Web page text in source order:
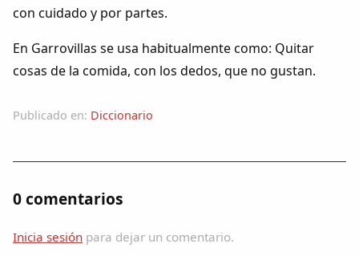
Foros
Idiosincrasia
Diccionario
Dichos
Cancionero Local
con cuidado y por partes.
En Garrovillas se usa habitualmente como: Quitar
cosas de la comida, con los dedos, que no gustan.
Publicado en: Diccionario
0 comentarios
Inicia sesión para dejar un comentario.